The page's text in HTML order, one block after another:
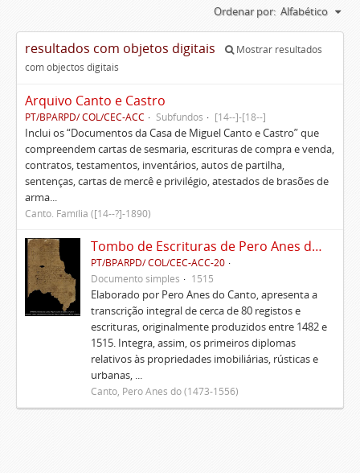
Ordenar por: Alfabético
resultados com objetos digitais
Mostrar resultados
com objectos digitais
Arquivo Canto e Castro
PT/BPARPD/ COL/CEC-ACC Subfundos [14--]-[18--]
Inclui os “Documentos da Casa de Miguel Canto e Castro” que
compreendem cartas de sesmaria, escrituras de compra e venda,
contratos, testamentos, inventários, autos de partilha,
sentenças, cartas de mercê e privilégio, atestados de brasões de
arma...
Canto. Família ([14--?]-1890)
Tombo de Escrituras de Pero Anes do Canto
PT/BPARPD/ COL/CEC-ACC-20
Documento simples
1515
Elaborado por Pero Anes do Canto, apresenta a
transcrição integral de cerca de 80 registos e
escrituras, originalmente produzidos entre 1482 e
1515. Integra, assim, os primeiros diplomas
relativos às propriedades imobiliárias, rústicas e
urbanas, ...
Canto, Pero Anes do (1473-1556)